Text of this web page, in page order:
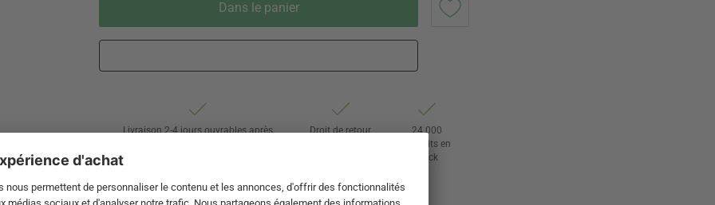
Dans le panier
Livraison 2-4 jours ouvrables après
Droit de retour
24 000
produits en
stock